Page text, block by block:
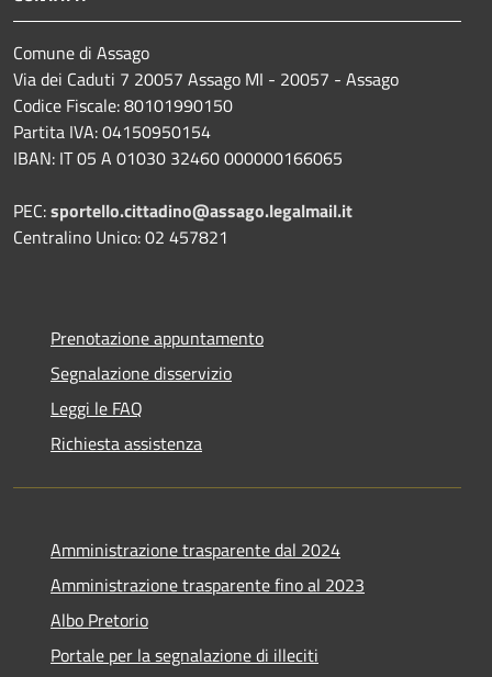
Comune di Assago
Via dei Caduti 7 20057 Assago MI - 20057 - Assago
Codice Fiscale: 80101990150
Partita IVA: 04150950154
IBAN: IT 05 A 01030 32460 000000166065
PEC:sportello.cittadino@assago.legalmail.it
Centralino Unico: 02 457821
Prenotazione appuntamento
Segnalazione disservizio
Leggi le FAQ
Richiesta assistenza
Amministrazione trasparente dal 2024
Amministrazione trasparente fino al 2023
Albo Pretorio
Portale per la segnalazione di illeciti